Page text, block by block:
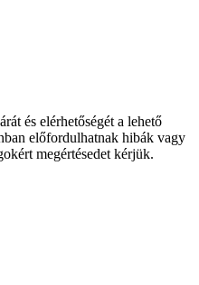
és elérhetőségét a lehető
előfordulhatnak hibák vagy
megértésedet kérjük.